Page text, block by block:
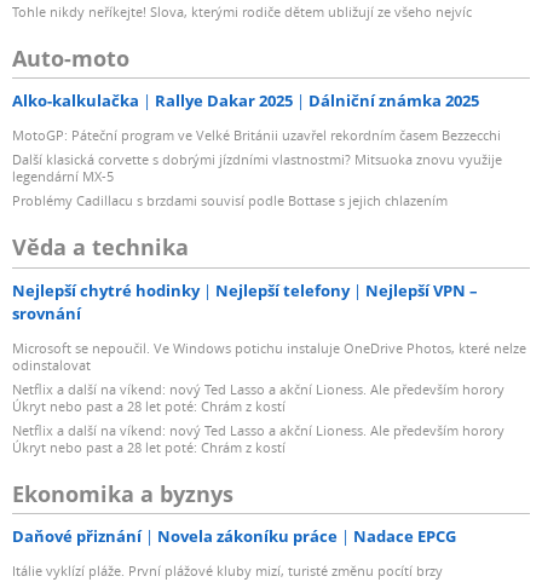
Tohle nikdy neříkejte! Slova, kterými rodiče dětem ubližují ze všeho nejvíc
Auto-moto
Alko-kalkulačka Rallye Dakar 2025 Dálniční známka 2025
MotoGP: Páteční program ve Velké Británii uzavřel rekordním časem Bezzecchi
Další klasická corvette s dobrými jízdními vlastnostmi? Mitsuoka znovu využije
legendární MX-5
Problémy Cadillacu s brzdami souvisí podle Bottase s jejich chlazením
Věda a technika
Nejlepší chytré hodinky Nejlepší telefony
Nejlepší VPN –
srovnání
Microsoft se nepoučil. Ve Windows potichu instaluje OneDrive Photos, které nelze
odinstalovat
Netflix a další na víkend: nový Ted Lasso a akční Lioness. Ale především horory
Úkryt nebo past a 28 let poté: Chrám z kostí
Netflix a další na víkend: nový Ted Lasso a akční Lioness. Ale především horory
Úkryt nebo past a 28 let poté: Chrám z kostí
Ekonomika a byznys
Daňové přiznání Novela zákoníku práce Nadace EPCG
Itálie vyklízí pláže. První plážové kluby mizí, turisté změnu pocítí brzy